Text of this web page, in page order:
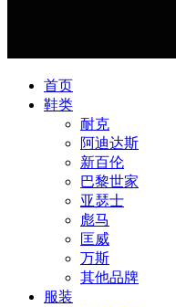
首页
鞋类
耐克
阿迪达斯
新百伦
巴黎世家
亚瑟士
彪马
匡威
万斯
其他品牌
服装